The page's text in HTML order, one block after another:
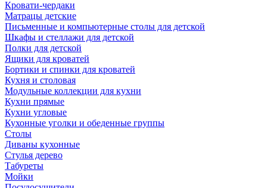
Кровати-чердаки
Матрацы детские
Письменные и компьютерные столы для детской
Шкафы и стеллажи для детской
Полки для детской
Ящики для кроватей
Бортики и спинки для кроватей
Кухня и столовая
Модульные коллекции для кухни
Кухни прямые
Кухни угловые
Кухонные уголки и обеденные группы
Столы
Диваны кухонные
Стулья дерево
Табуреты
Мойки